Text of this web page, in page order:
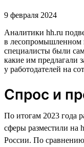
9 февраля 2024
Аналитики hh.ru
в лесопромышленном
специалисты были
какие им предлагали
у работодателей на
Спрос и
По итогам 2023 года
сферы разместили на
России. По